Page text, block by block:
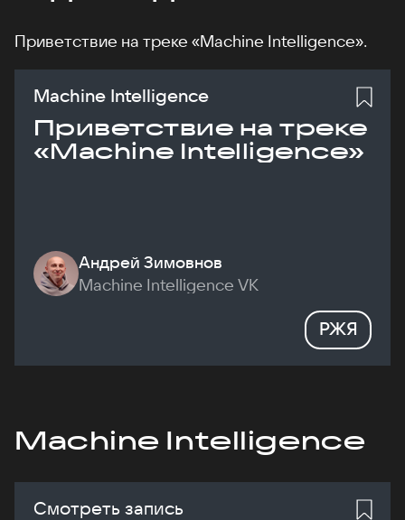
Приветствие на треке «Machine Intelligence».
Machine Intelligence
Приветствие на треке
«Machine Intelligence»
Андрей Зимовнов
Machine Intelligence VK
РЖЯ
Machine Intelligence
Смотреть запись